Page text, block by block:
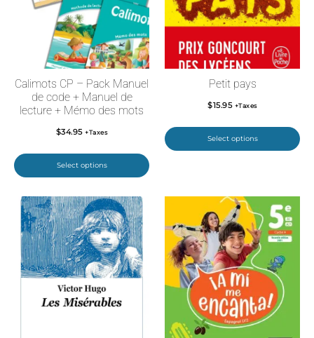
Calimots CP – Pack Manuel
de code + Manuel de
lecture + Mémo des mots
$34.95 +Taxes
Select options
Petit pays
$15.95 +Taxes
Select options